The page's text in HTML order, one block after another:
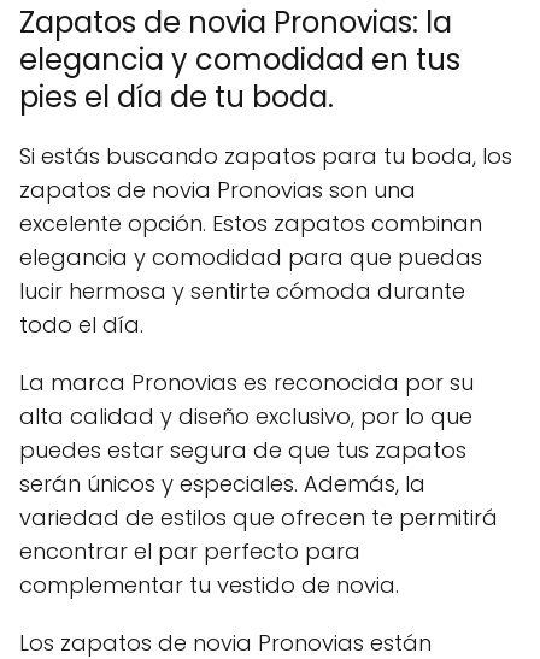
Zapatos de novia Pronovias: la
elegancia y comodidad en tus
pies el día de tu boda.
Si estás buscando zapatos para tu boda, los
zapatos de novia Pronovias son una
excelente opción. Estos zapatos combinan
elegancia y comodidad para que puedas
lucir hermosa y sentirte cómoda durante
todo el día.
La marca Pronovias es reconocida por su
alta calidad y diseño exclusivo, por lo que
puedes estar segura de que tus zapatos
serán únicos y especiales. Además, la
variedad de estilos que ofrecen te permitirá
encontrar el par perfecto para
complementar tu vestido de novia.
Los zapatos de novia Pronovias están